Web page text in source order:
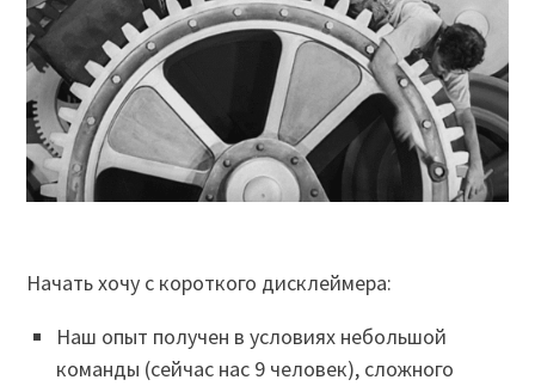
Начать хочу с короткого дисклеймера:
Наш опыт получен в условиях небольшой
команды (сейчас нас 9 человек), сложного